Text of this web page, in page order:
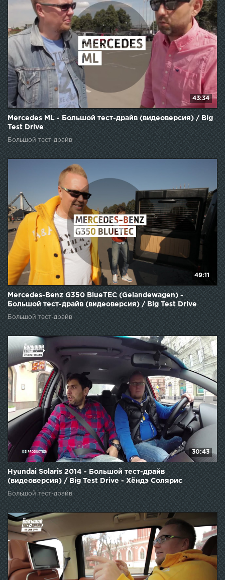
43:34
Mercedes ML - Большой тест-драйв (видеоверсия) / Big
Test Drive
Большой тест-драйв
49:11
Mercedes-Benz G350 BlueTEC (Gelandewagen) -
Большой тест-драйв (видеоверсия) / Big Test Drive
Большой тест-драйв
30:43
Hyundai Solaris 2014 - Большой тест-драйв
(видеоверсия) / Big Test Drive - Хёндэ Солярис
Большой тест-драйв